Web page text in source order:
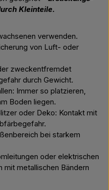
Kleinteile.
verwenden.
von Luft- oder
zweckentfremdet
durch Gewicht.
Immer so platzieren,
Boden liegen.
oder Deko: Kontakt mit
bei starkem
oder elektrischen
mit metallischen Bändern